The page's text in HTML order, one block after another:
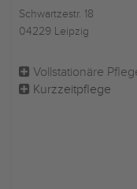
Schwartzestr. 18
04229 Leipzig
Vollstationäre
Kurzzeitpflege